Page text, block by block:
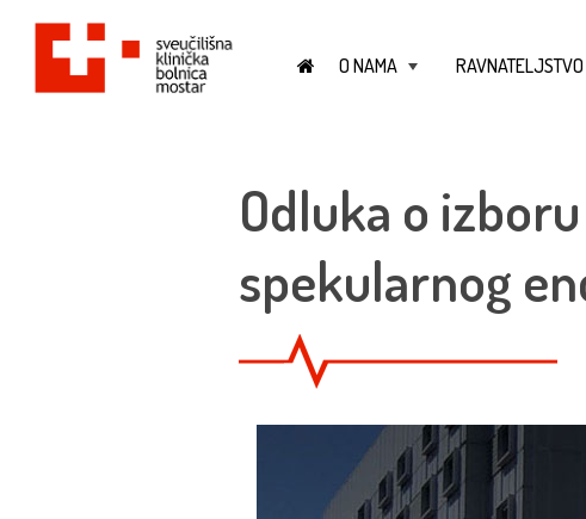
O NAMA RAVNATELJSTVO
Odluka o
spekularnog